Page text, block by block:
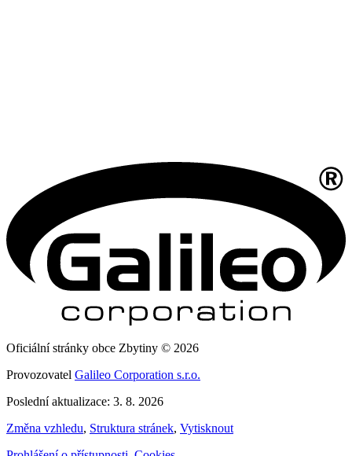
Oficiální stránky obce Zbytiny © 2026
Provozovatel Galileo Corporation s.r.o.
Poslední aktualizace: 3. 8. 2026
Změna vzhledu, Struktura stránek, Vytisknout